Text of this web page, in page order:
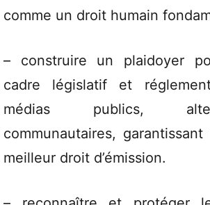
comme un droit humain
– construire un plaidoyer
cadre législatif et
médias publics,
communautaires,
meilleur droit d’émission.